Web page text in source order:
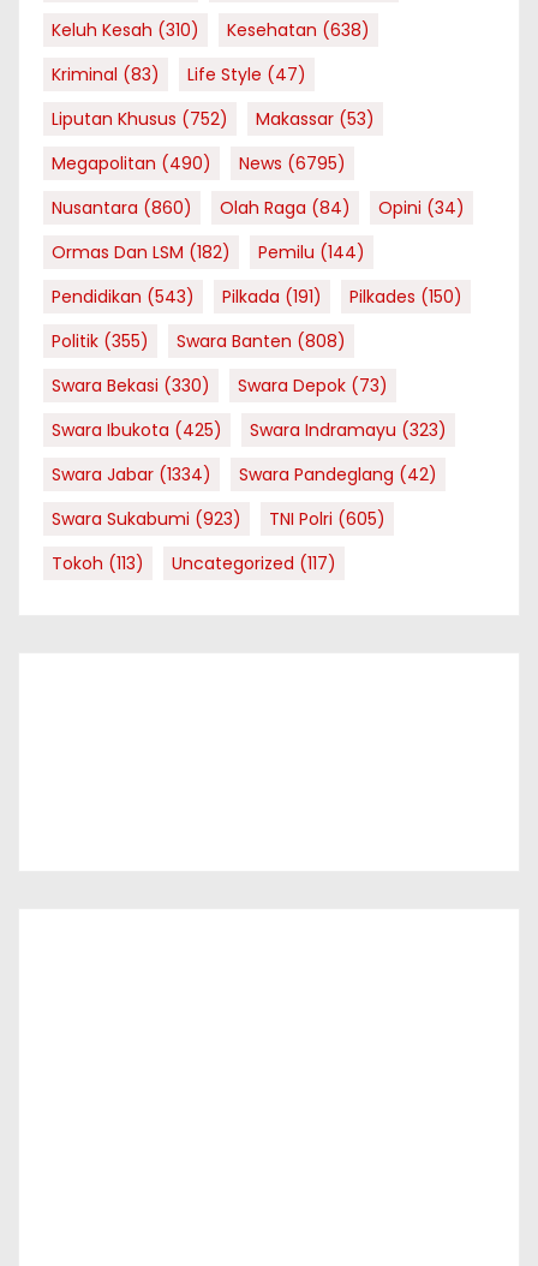
Keluh Kesah (310) Kesehatan (638)
Kriminal (83) Life Style (47)
Liputan Khusus (752) Makassar (53)
Megapolitan (490) News (6795)
Nusantara (860) Olah Raga (84) Opini (34)
Ormas Dan LSM (182) Pemilu (144)
Pendidikan (543) Pilkada (191) Pilkades (150)
Politik (355) Swara Banten (808)
Swara Bekasi (330) Swara Depok (73)
Swara Ibukota (425) Swara Indramayu (323)
Swara Jabar (1334) Swara Pandeglang (42)
Swara Sukabumi (923) TNI Polri (605)
Tokoh (113) Uncategorized (117)